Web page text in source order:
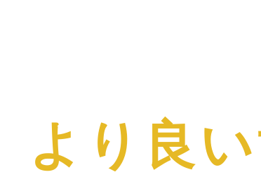
より良